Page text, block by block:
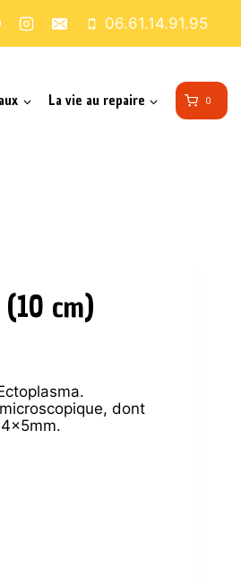
06.61.14.91.95
La vie au repaire 0
(10 cm)
dont